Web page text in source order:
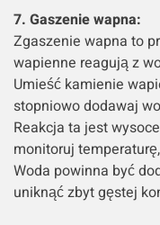
7. Gaszenie wapna:
Zgaszenie wapna to
wapienne reagują z
Umieść kamienie
stopniowo dodawaj
Reakcja ta jest
monitoruj
Woda powinna być
uniknąć zbyt gęstej